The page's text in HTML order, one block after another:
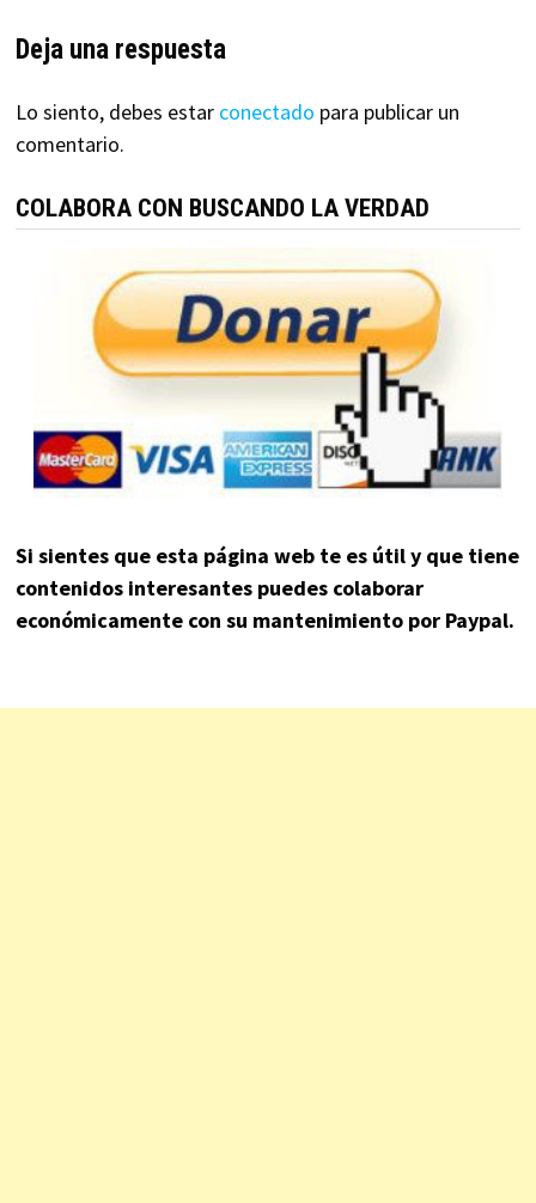
Deja una respuesta
Lo siento, debes estar conectado para publicar un
comentario.
COLABORA CON BUSCANDO LA VERDAD
Si sientes que esta página web te es útil y que tiene
contenidos interesantes puedes colaborar
económicamente con su mantenimiento por Paypal.